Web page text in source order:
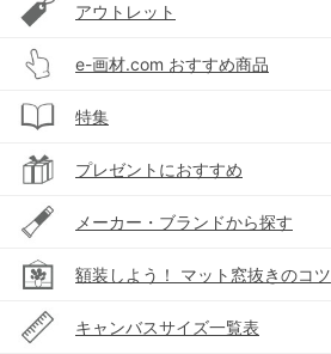
アウトレット
e-画材.com おすすめ商品
特集
プレゼントにおすすめ
メーカー・ブランドから探す
額装しよう！ マット窓抜きのコツ
キャンバスサイズ一覧表